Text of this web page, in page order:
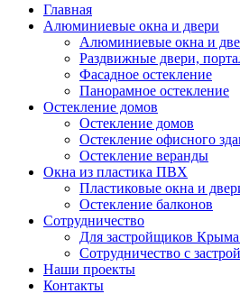
Главная
Алюминиевые окна и двери
Алюминиевые окна и
Раздвижные двери,
Фасадное остекление
Панорамное остекление
Остекление домов
Остекление домов
Остекление офисного
Остекление веранды
Окна из пластика ПВХ
Пластиковые окна и
Остекление балконов
Сотрудничество
Для застройщиков
Сотрудничество с
Наши проекты
Контакты